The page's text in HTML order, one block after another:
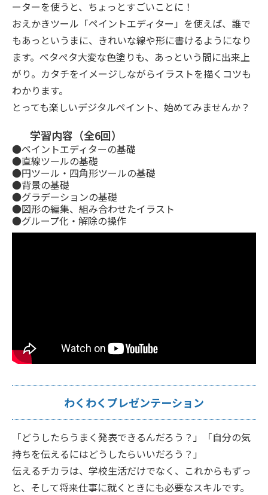
ーターを使うと、ちょっとすごいことに！
おえかきツール「ペイントエディター」を使えば、誰で
もあっというまに、きれいな線や形に書けるようになり
ます。ペタぺタ大変な色塗りも、あっという間に出来上
がり。カタチをイメージしながらイラストを描くコツも
わかります。
とっても楽しいデジタルペイント、始めてみませんか？
学習内容（全6回）
●ペイントエディターの基礎
●直線ツールの基礎
●円ツール・四角形ツールの基礎
●背景の基礎
●グラデーションの基礎
●図形の編集、組み合わせたイラスト
●グループ化・解除の操作
わくわくプレゼンテーション
「どうしたらうまく発表できるんだろう？」「自分の気
持ちを伝えるにはどうしたらいいだろう？」
伝えるチカラは、学校生活だけでなく、これからもずっ
と、そして将来仕事に就くときにも必要なスキルです。